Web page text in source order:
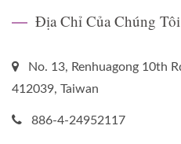
Địa Chỉ Của Chúng Tôi
No. 13, Renhuagong 10th
412039, Taiwan
886-4-24952117